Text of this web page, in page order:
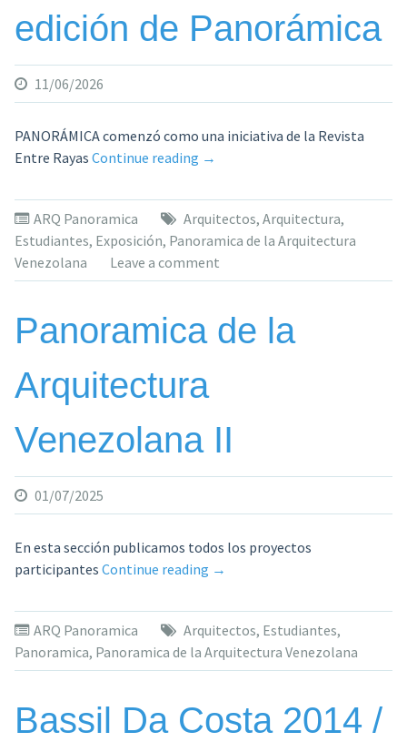
edición de Panorámica
11/06/2026
PANORÁMICA comenzó como una iniciativa de la Revista
Entre Rayas Continue reading «Bases
la
3era.
edición
de
→
ARQ Panoramica Arquitectos, Arquitectura,
Estudiantes, Exposición, Panoramica de la Arquitectura
Venezolana
Leave a comment
Panoramica de la
Arquitectura
Venezolana II
01/07/2025
En esta sección publicamos todos los proyectos
participantes Continue reading «Panoramica
la
Arquitectura
Venezolana
→
ARQ Panoramica Arquitectos, Estudiantes,
Panoramica, Panoramica de la Arquitectura Venezolana
Bassil Da Costa 2014 /